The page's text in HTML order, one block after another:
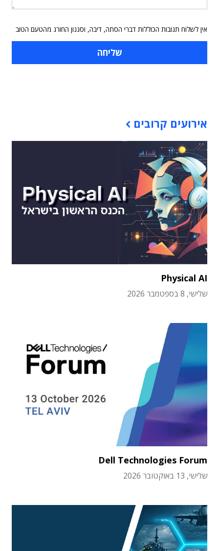
אין לשלוח תגובות הכוללות דברי הסתה, דיבה, וסגנון החורג מהטעם הטוב
אירועים קרובים
Physical AI
שלישי, 8 בספטמבר 2026
Dell Technologies Forum
שלישי, 13 באוקטובר 2026